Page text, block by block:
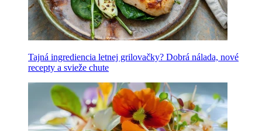
Tajná ingrediencia letnej grilovačky? Dobrá nálada, nové
recepty a svieže chute